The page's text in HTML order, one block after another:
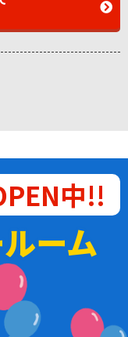
中!!
ーム